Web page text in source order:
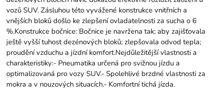
vozů SUV. Zásluhou této vyvážené konstrukce vnitřních a
vnějších bloků došlo ke zlepšení ovladatelnosti za sucha o 6
%.Konstrukce bočnice: Bočnice je navržena tak; aby zajišťovala
ještě vyšší tuhost dezénových bloků; zlepšovala odvod tepla;
proudění vzduchu a jízdní komfort.Nejdůležitější vlastnosti a
charakteristiky:- Pneumatika určená pro svižnou jízdu a
optimalizovaná pro vozy SUV.- Spolehlivé brzdné vlastnosti za
mokra a v nouzových situacích.- Komfortní tichá jízda.